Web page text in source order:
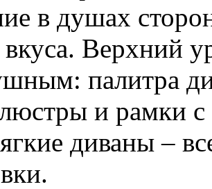
в душах
вкуса. Верхний
палитра
и рамки
диваны –